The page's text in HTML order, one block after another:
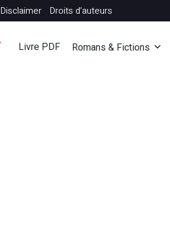
Disclaimer Droits d’auteurs
Livre PDF Romans & Fictions